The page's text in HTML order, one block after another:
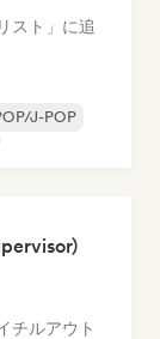
スト」に追
J-POP
チルアウト